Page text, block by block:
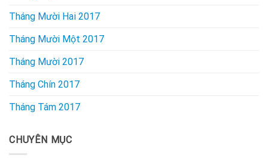
Tháng Mười Hai 2017
Tháng Mười Một 2017
Tháng Mười 2017
Tháng Chín 2017
Tháng Tám 2017
CHUYÊN MỤC